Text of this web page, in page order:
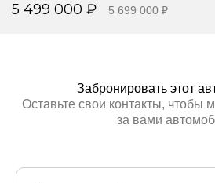
5 499 000 ₽ 5 699 000 ₽
Забронировать этот
Оставьте свои контакты, чтобы
за вами